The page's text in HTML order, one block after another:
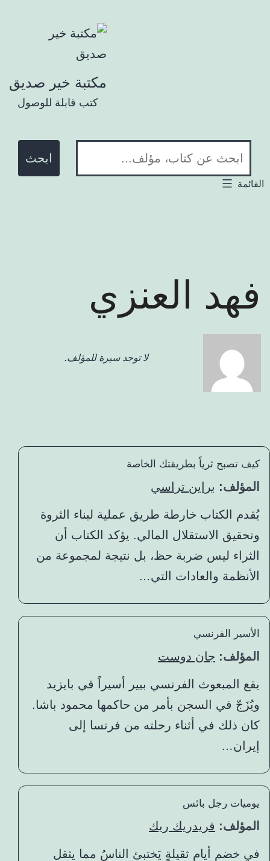
مكتبة خير صديق
كتب قابلة للوصول
ابحث في المكتبة:
فهد العنزي
لا توجد سيرة للمؤلف.
كيف تصبح ثرياً بطريقتك الخاصة
المؤلف: براين تراسي
يُقدم الكتاب خارطة طريق عملية لبناء الثروة
وتحقيق الاستقلال المالي. يؤكد الكتاب أن
الثراء ليس ضربة حظ، بل نتيجة لمجموعة من
الأنظمة والعادات التي…
الأسير الفرنسي
المؤلف: جان دوست
يقع المبعوث الفرنسي بيير أسيراً في بايزيد
ويُزَجّ في السجن بأمر من حاكمها محمود باشا.
كان ذلك في أثناء رحلته من فرنسا إلى
إيران…
يوميات رجل بائس
المؤلف: فريدريك ريك
في خضم أيامٍ ثقيلةٍ يَختبئ الناسُ مما يثقل